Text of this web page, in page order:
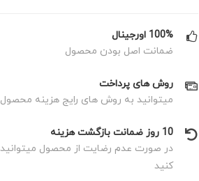
100% اورجینال
ضمانت اصل بودن محصول
روش های پرداخت
میتوانید به روش های رایج هزینه محصول
10 روز ضمانت بازگشت هزینه
در صورت عدم رضایت از محصول میتوانید
کنید